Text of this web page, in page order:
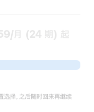
月 (24 期) 起
选择，之后随时回来再继续